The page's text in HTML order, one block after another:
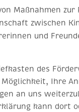
Maßnahmen zur
zwischen
und
des
Möglichkeit, Ihre
an uns
kann dort